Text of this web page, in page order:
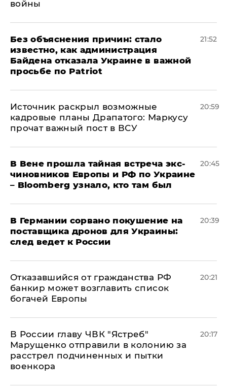
войны
Без объяснения причин: стало
известно, как администрация
Байдена отказала Украине в важной
просьбе по Patriot
21:52
​Источник раскрыл возможные
кадровые планы Драпатого: Маркусу
прочат важный пост в ВСУ
20:59
В Вене прошла тайная встреча экс-
чиновников Европы и РФ по Украине
– Bloomberg узнало, кто там был
20:45
​В Германии сорвано покушение на
поставщика дронов для Украины:
след ведет к России
20:39
Отказавшийся от гражданства РФ
банкир может возглавить список
богачей Европы
20:21
В России главу ЧВК "Ястреб"
Марущенко отправили в колонию за
расстрел подчиненных и пытки
военкора
20:17